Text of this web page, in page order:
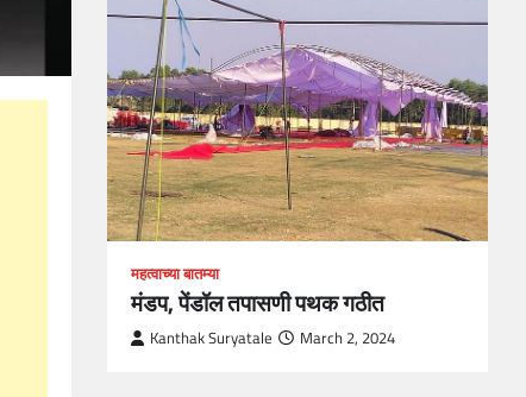
महत्वाच्या बातम्या
मंडप, पेंडॉल तपासणी पथक गठीत
Kanthak Suryatale March 2, 2024